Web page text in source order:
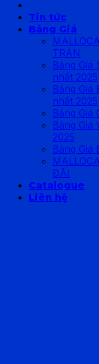
Tin tức
Bảng Giá
TRÀN
Bảng Giá
nhất 2025
Bảng Giá
nhất 2025
Bảng Giá
Bảng Giá
2025
Bảng Giá
ĐÃI
Catalogue
Liên hệ